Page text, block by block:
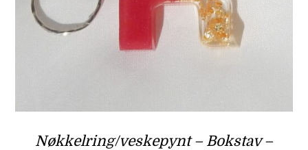
Nøkkelring/veskepynt – Bokstav –